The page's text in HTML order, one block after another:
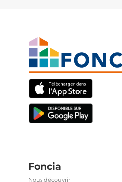
Foncia
Nous découvrir